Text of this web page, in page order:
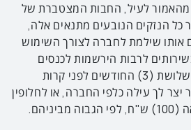
מהאמור לעיל, החבות המצטברת של
כל הנזקים הנובעים מתנאים אלה,
אותו שילמת לחברה לצורך השימוש
לרבות הירשמות לכנסים
ולאירועים בשלושת (3) החודשים לפני קרות
יצר לך עילה כלפי החברה, או לחלופין